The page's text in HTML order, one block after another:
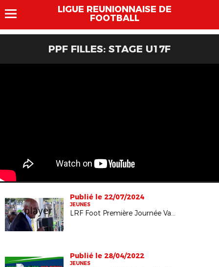
LIGUE REUNIONNAISE DE
FOOTBALL
PPF FILLES: STAGE U17F
Publié le 22/07/2024
JEUNES
LRF Foot Première Journée Vacances
Publié le 28/04/2022
JEUNES